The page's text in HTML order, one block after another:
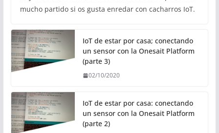
mucho partido si os gusta enredar con cacharros IoT.
IoT de estar por casa; conectando
un sensor con la Onesait Platform
(parte 3)
02/10/2020
IoT de estar por casa: conectando
un sensor con la Onesait Platform
(parte 2)